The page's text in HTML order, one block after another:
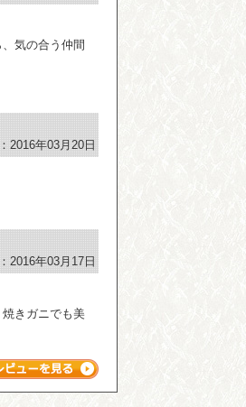
気の合う仲間
2016年03月20日
2016年03月17日
きガニでも美